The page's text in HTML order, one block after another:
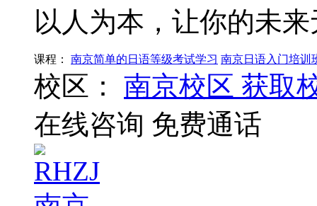
以人为本，让你的未
课程： 南京简单的日语等级考试学习 南京日语入门培训
校区： 南京校区 获取
在线咨询 免费通话